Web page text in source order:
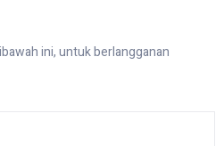
ini, untuk berlangganan